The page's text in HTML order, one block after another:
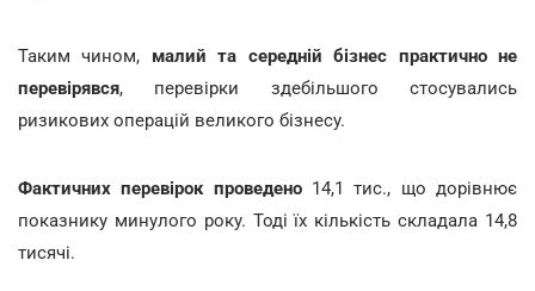
Таким чином, малий та середній бізнес практично не
перевірявся, перевірки здебільшого стосувались
ризикових операцій великого бізнесу.
Фактичних перевірок проведено14,1 тис., що дорівнює
показнику минулого року. Тоді їх кількість складала 14,8
тисячі.